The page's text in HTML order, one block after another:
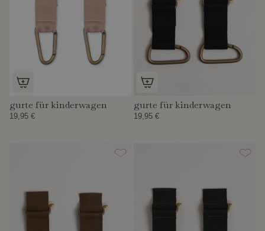
gurte für kinderwagen
19,95 €
gurte für kinderwagen
19,95 €